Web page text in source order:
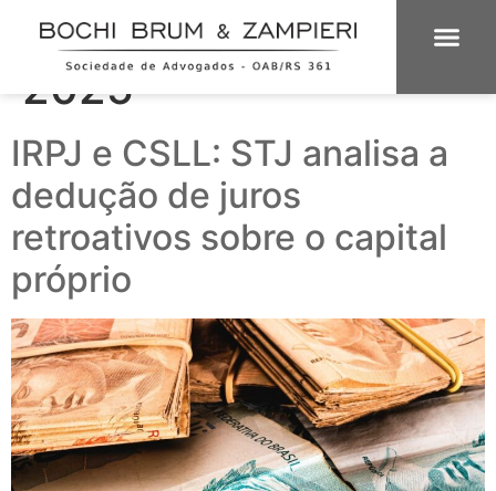
Dia:28 de maio de
2025
IRPJ e CSLL: STJ analisa a
dedução de juros
retroativos sobre o capital
próprio